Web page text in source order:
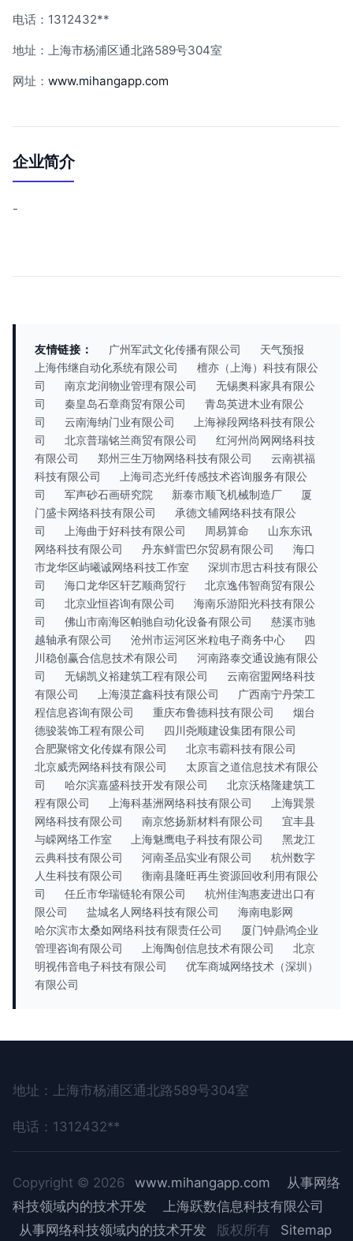
电话：1312432**
地址：上海市杨浦区通北路589号304室
网址： www.mihangapp.com
企业简介
-
友情链接： 广州军武文化传播有限公司
天气预报
上海伟继自动化系统有限公司
檀亦（上海）科技有限公
司
南京龙润物业管理有限公司
无锡奥科家具有限公
司
秦皇岛石章商贸有限公司
青岛英进木业有限公
司
云南海纳门业有限公司
上海禄段网络科技有限公
司
北京普瑞铭兰商贸有限公司
红河州尚网网络科技
有限公司
郑州三生万物网络科技有限公司
云南祺福
科技有限公司
上海司态光纤传感技术咨询服务有限公
司
军声砂石画研究院 新泰市顺飞机械制造厂
厦
门盛卡网络科技有限公司
承德文辅网络科技有限公
司
上海曲于好科技有限公司 周易算命
山东东讯
网络科技有限公司
丹东鲜雷巴尔贸易有限公司
海口
市龙华区屿曦诚网络科技工作室
深圳市思古科技有限公
司
海口龙华区轩艺顺商贸行
北京逸伟智商贸有限公
司
北京业恒咨询有限公司
海南乐游阳光科技有限公
司
佛山市南海区帕驰自动化设备有限公司
慈溪市驰
越轴承有限公司
沧州市运河区米粒电子商务中心
四
川稳创赢合信息技术有限公司
河南路泰交通设施有限公
司
无锡凯义裕建筑工程有限公司
云南宿盟网络科技
有限公司
上海漠芷鑫科技有限公司
广西南宁丹荣工
程信息咨询有限公司
重庆布鲁德科技有限公司
烟台
德骏装饰工程有限公司
四川尧顺建设集团有限公司
合肥聚镕文化传媒有限公司
北京韦霸科技有限公司
北京威壳网络科技有限公司
太原盲之道信息技术有限公
司
哈尔滨嘉盛科技开发有限公司
北京沃格隆建筑工
程有限公司
上海科基洲网络科技有限公司
上海巽景
网络科技有限公司
南京悠扬新材料有限公司
宜丰县
与嵘网络工作室
上海魅鹰电子科技有限公司
黑龙江
云典科技有限公司
河南圣品实业有限公司
杭州数字
人生科技有限公司
衡南县隆旺再生资源回收利用有限公
司
任丘市华瑞链轮有限公司
杭州佳淘惠麦进出口有
限公司
盐城名人网络科技有限公司
海南电影网
哈尔滨市太桑如网络科技有限责任公司
厦门钟鼎鸿企业
管理咨询有限公司
上海陶创信息技术有限公司
北京
明视伟音电子科技有限公司
优车商城网络技术（深圳）
有限公司
地址：上海市杨浦区通北路589号304室
电话：1312432**
Copyright © 2026 www.mihangapp.com
从事网络
科技领域内的技术开发
上海跃数信息科技有限公司
从事网络科技领域内的技术开发
版权所有 Sitemap